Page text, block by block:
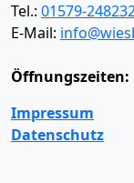
Tel.: 01579-
E-Mail:
Öffnungszeiten:
Impressum
Datenschutz